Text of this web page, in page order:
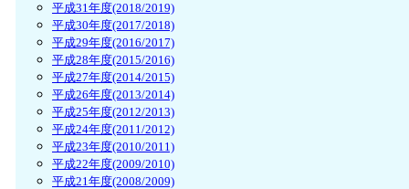
平成31年度(2018/2019)
平成30年度(2017/2018)
平成29年度(2016/2017)
平成28年度(2015/2016)
平成27年度(2014/2015)
平成26年度(2013/2014)
平成25年度(2012/2013)
平成24年度(2011/2012)
平成23年度(2010/2011)
平成22年度(2009/2010)
平成21年度(2008/2009)